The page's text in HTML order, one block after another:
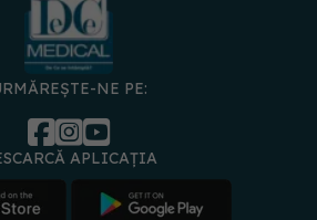
NE PE:
APLICAȚIA